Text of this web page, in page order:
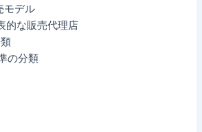
モデル
的な販売代理店
の分類